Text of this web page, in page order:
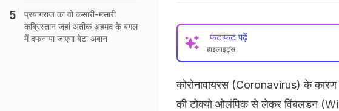
फटाफट पढ़ें
हाइलाइट्स
कोरोनावायरस (Coronavirus) के कारण
की टोक्यो ओलंपिक से लेकर विंबलडन
प्रयागराज का वो कसारी-मसारी
कब्रिस्तान जहां अतीक अहमद के बगल
में दफनाया जाएगा बेटा अबान